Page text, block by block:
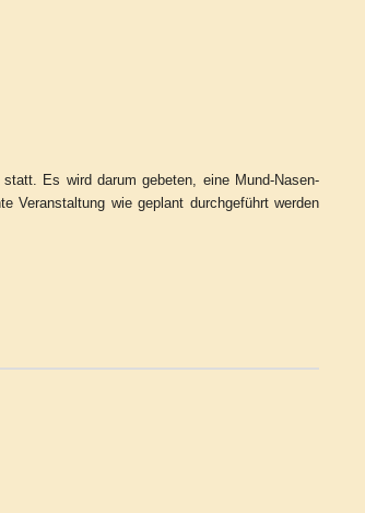
Es wird darum gebeten, eine Mund-Nasen-
Veranstaltung wie geplant durchgeführt werden